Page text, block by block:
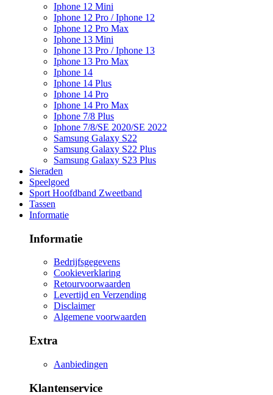
Iphone 12 Mini
Iphone 12 Pro / Iphone 12
Iphone 12 Pro Max
Iphone 13 Mini
Iphone 13 Pro / Iphone 13
Iphone 13 Pro Max
Iphone 14
Iphone 14 Plus
Iphone 14 Pro
Iphone 14 Pro Max
Iphone 7/8 Plus
Iphone 7/8/SE 2020/SE 2022
Samsung Galaxy S22
Samsung Galaxy S22 Plus
Samsung Galaxy S23 Plus
Sieraden
Speelgoed
Sport Hoofdband Zweetband
Tassen
Informatie
Informatie
Bedrijfsgegevens
Cookieverklaring
Retourvoorwaarden
Levertijd en Verzending
Disclaimer
Algemene voorwaarden
Extra
Aanbiedingen
Klantenservice